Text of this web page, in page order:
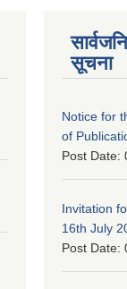
सूचना
Notice for
of
Post Date:
Invitation
16th July
Post Date: